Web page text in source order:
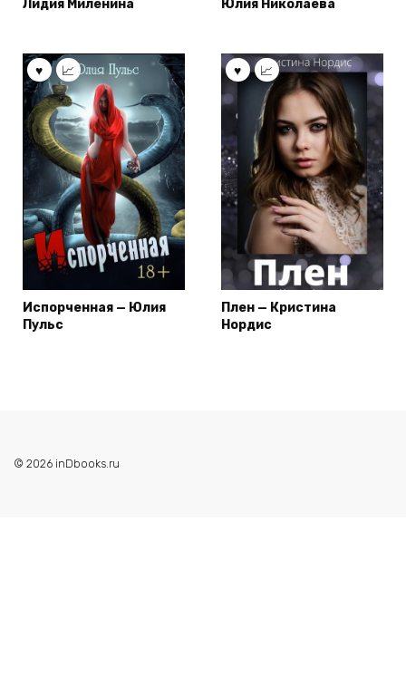
Лидия Миленина
Юлия Николаева
Испорченная — Юлия
Пульс
Плен — Кристина
Нордис
© 2026 inDbooks.ru